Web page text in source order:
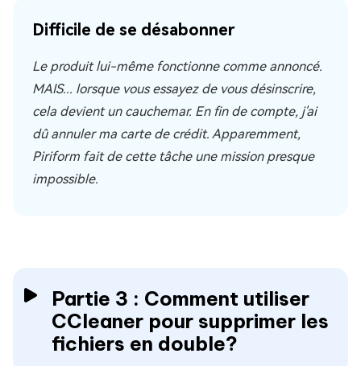
Difficile de se désabonner
Le produit lui-même fonctionne comme annoncé.
MAIS... lorsque vous essayez de vous désinscrire,
cela devient un cauchemar. En fin de compte, j'ai
dû annuler ma carte de crédit. Apparemment,
Piriform fait de cette tâche une mission presque
impossible.
Partie 3 : Comment utiliser
CCleaner pour supprimer les
fichiers en double?